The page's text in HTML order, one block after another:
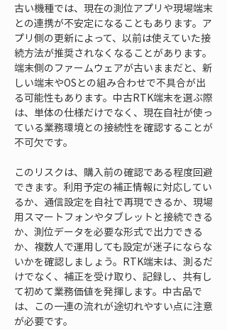
古い機種では、現在の測位アプリや現場端末
との連携が不安定になることもあります。ア
プリ側の更新によって、以前は使えていた接
続方法が推奨されなくなることがあります。
端末側のファームウェアが古いままだと、新
しい端末やOSとの組み合わせで不具合が出
る可能性もあります。中古RTK端末を選ぶ際
は、単体の仕様だけでなく、現在自社が使っ
ている業務環境との接続性を確認することが
不可欠です。
このリスクは、購入前の確認である程度回避
できます。利用予定の補正情報に対応してい
るか、通信設定を自社で再現できるか、現場
用スマートフォンやタブレットと接続できる
か、測位データを必要な形式で出力できる
か、複数人で運用しても設定が迷子にならな
いかを確認しましょう。RTK端末は、測るだ
けでなく、補正を受け取り、記録し、共有し
て初めて業務価値を発揮します。中古品で
は、この一連の流れが途切れやすい点に注意
が必要です。